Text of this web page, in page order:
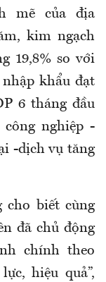
mẽ của địa
kim ngạch
19,8% so với
khẩu đạt
6 tháng đầu
công nghiệp -
-dịch vụ tăng
cho biết cùng
đã chủ động
chính theo
hiệu quả”,